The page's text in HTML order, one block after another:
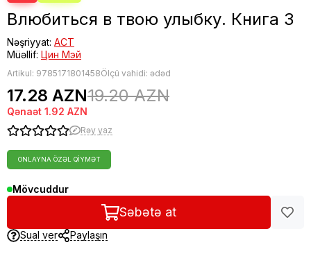
Влюбиться в твою улыбку. Книга 3
Nəşriyyat: АСТ
Müəllif: Цин Мэй
Artikul: 9785171801458Ölçü vahidi: ədəd
17.28 AZN19.20 AZN
Qənaət 1.92 AZN
Rəy yaz
ONLAYNA ÖZƏL QIYMƏT
Mövcuddur
Səbətə at
Sual ver Paylaşın